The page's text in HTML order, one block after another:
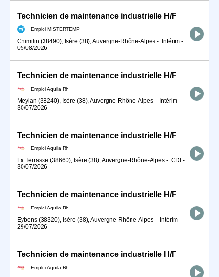
Technicien de maintenance industrielle H/F
Emploi MISTERTEMP
Chimilin (38490), Isère (38), Auvergne-Rhône-Alpes - Intérim -
05/08/2026
Technicien de maintenance industrielle H/F
Emploi Aquila Rh
Meylan (38240), Isère (38), Auvergne-Rhône-Alpes - Intérim -
30/07/2026
Technicien de maintenance industrielle H/F
Emploi Aquila Rh
La Terrasse (38660), Isère (38), Auvergne-Rhône-Alpes - CDI -
30/07/2026
Technicien de maintenance industrielle H/F
Emploi Aquila Rh
Eybens (38320), Isère (38), Auvergne-Rhône-Alpes - Intérim -
29/07/2026
Technicien de maintenance industrielle H/F
Emploi Aquila Rh